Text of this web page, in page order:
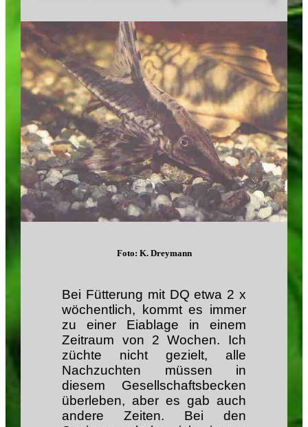
Foto: K. Dreymann
Bei Fütterung mit DQ etwa 2 x
wöchentlich, kommt es immer
zu einer Eiablage in einem
Zeitraum von 2 Wochen. Ich
züchte nicht gezielt, alle
Nachzuchten müssen in
diesem Gesellschaftsbecken
überleben, aber es gab auch
andere Zeiten. Bei den